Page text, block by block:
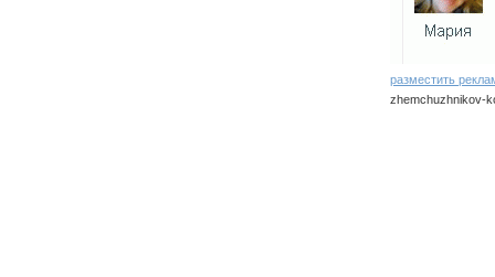
разместить
zhemchuzhnikov-